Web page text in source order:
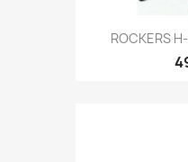
ROCKERS